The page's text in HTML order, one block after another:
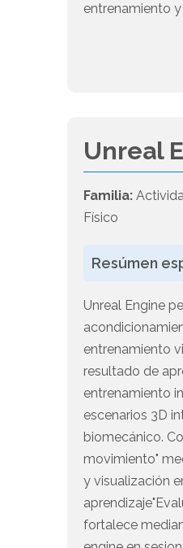
entrenamiento
Unreal
Familia:
Físico
Resúmen
Unreal Engine
entrenamiento
resultado de
entrenamiento
escenarios 3D
biomecánico.
movimiento"
y visualización
fortalece